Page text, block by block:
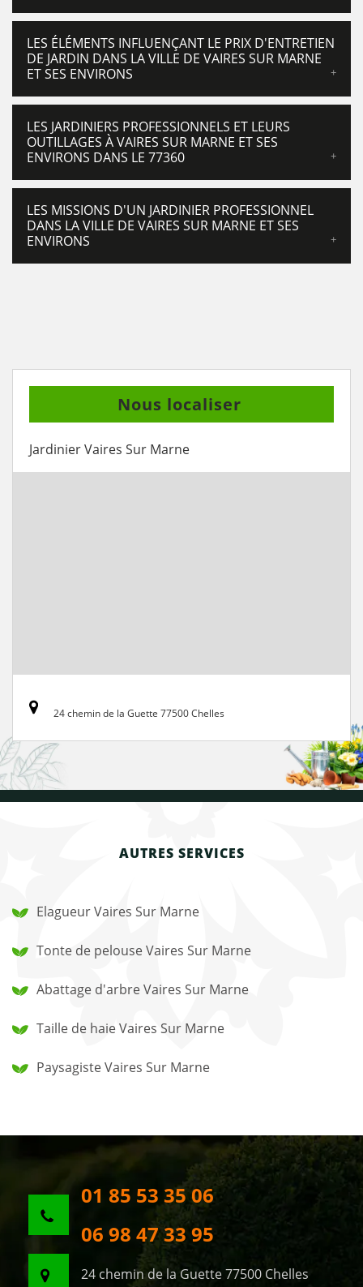
LES ÉLÉMENTS INFLUENÇANT LE PRIX D'ENTRETIEN
DE JARDIN DANS LA VILLE DE VAIRES SUR MARNE
ET SES ENVIRONS
LES JARDINIERS PROFESSIONNELS ET LEURS
OUTILLAGES À VAIRES SUR MARNE ET SES
ENVIRONS DANS LE 77360
LES MISSIONS D'UN JARDINIER PROFESSIONNEL
DANS LA VILLE DE VAIRES SUR MARNE ET SES
ENVIRONS
Nous localiser
Jardinier Vaires Sur Marne
24 chemin de la Guette 77500 Chelles
AUTRES SERVICES
Elagueur Vaires Sur Marne
Tonte de pelouse Vaires Sur Marne
Abattage d'arbre Vaires Sur Marne
Taille de haie Vaires Sur Marne
Paysagiste Vaires Sur Marne
01 85 53 35 06
06 98 47 33 95
24 chemin de la Guette 77500 Chelles